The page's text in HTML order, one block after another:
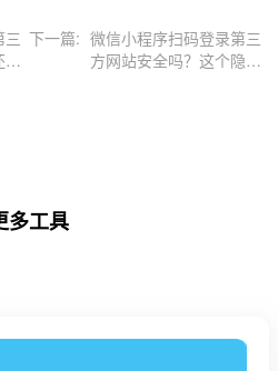
三
能
下一篇: 微信小程序扫码登录第三
方网站安全吗？这个隐患
多工具